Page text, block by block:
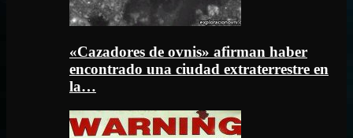
«Cazadores de ovnis» afirman haber
encontrado una ciudad extraterrestre en
la…